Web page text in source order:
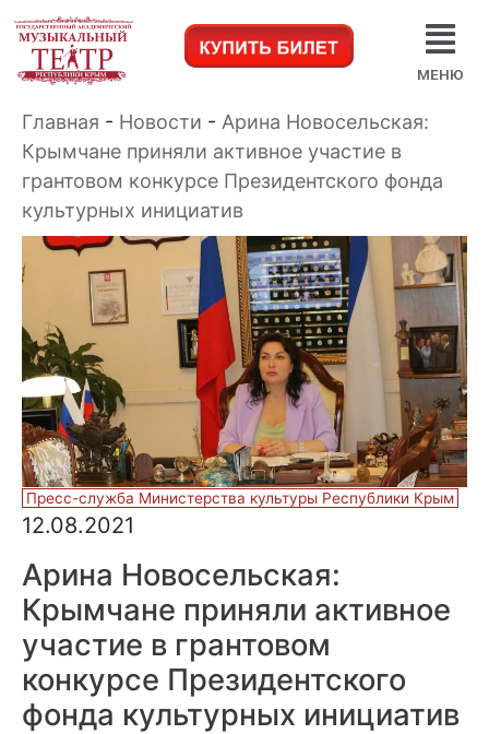
МЕНЮ
Главная - Новости - Арина Новосельская:
Крымчане приняли активное участие в
грантовом конкурсе Президентского фонда
культурных инициатив
Пресс-служба Министерства культуры Республики Крым
12.08.2021
Арина Новосельская:
Крымчане приняли активное
участие в грантовом
конкурсе Президентского
фонда культурных инициатив